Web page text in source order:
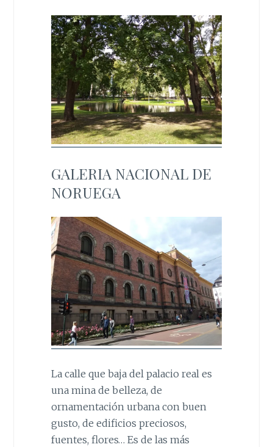
GALERIA NACIONAL DE
NORUEGA
La calle que baja del palacio real es
una mina de belleza, de
ornamentación urbana con buen
gusto, de edificios preciosos,
fuentes, flores… Es de las más